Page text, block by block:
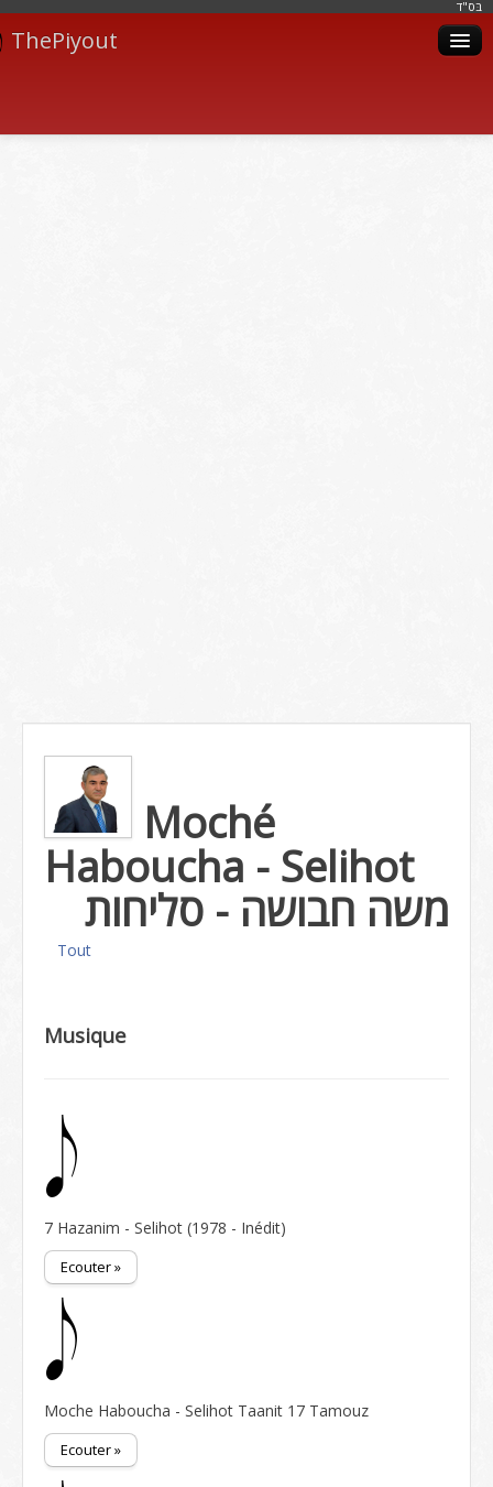
בּס"ד
ThePiyout
Moché
Haboucha - Selihot
משה חבושה - סליחות
Tout
Musique
7 Hazanim - Selihot (1978 - Inédit)
Ecouter »
Moche Haboucha - Selihot Taanit 17 Tamouz
Ecouter »